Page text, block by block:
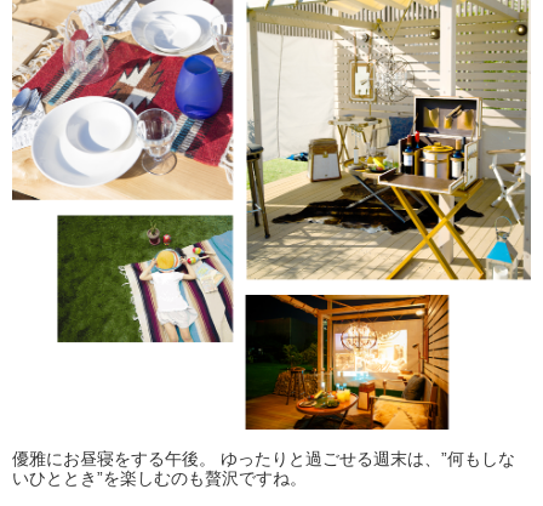
優雅にお昼寝をする午後。 ゆったりと過ごせる週末は、”何もしな
いひととき”を楽しむのも贅沢ですね。